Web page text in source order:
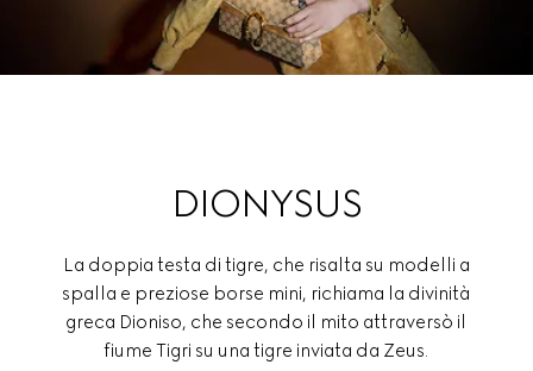
DIONYSUS
La doppia testa di tigre, che risalta su modelli a
spalla e preziose borse mini, richiama la divinità
greca Dioniso, che secondo il mito attraversò il
fiume Tigri su una tigre inviata da Zeus.